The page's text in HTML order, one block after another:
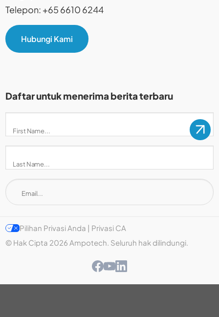
Telepon: +65 6610 6244
Hubungi Kami
Daftar untuk menerima berita terbaru
Pilihan Privasi Anda | Privasi CA
© Hak Cipta 2026 Ampotech. Seluruh hak dilindungi.